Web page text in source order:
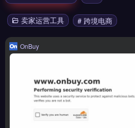
卖家运营工具 # 跨境电商
OnBuy